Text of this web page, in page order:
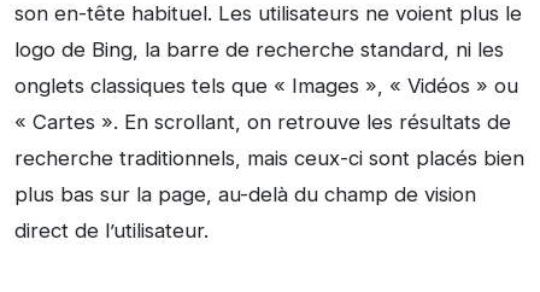
son en-tête habituel. Les utilisateurs ne voient plus le
logo de Bing, la barre de recherche standard, ni les
onglets classiques tels que « Images », « Vidéos » ou
« Cartes ». En scrollant, on retrouve les résultats de
recherche traditionnels, mais ceux-ci sont placés bien
plus bas sur la page, au-delà du champ de vision
direct de l’utilisateur.